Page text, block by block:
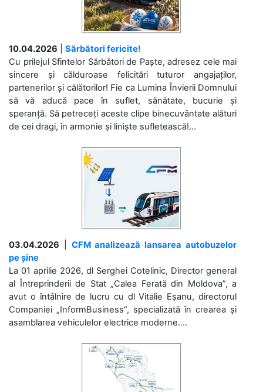
10.04.2026
Sărbători fericite!
Cu prilejul Sfintelor Sărbători de Paște, adresez cele mai
sincere și călduroase felicitări tuturor angajaților,
partenerilor și călătorilor! Fie ca Lumina Învierii Domnului
să vă aducă pace în suflet, sănătate, bucurie și
speranță. Să petreceți aceste clipe binecuvântate alături
de cei dragi, în armonie și liniște sufletească!...
03.04.2026
CFM analizează lansarea autobuzelor
pe șine
La 01 aprilie 2026, dl Serghei Cotelinic, Director general
al Întreprinderii de Stat „Calea Ferată din Moldova”, a
avut o întâlnire de lucru cu dl Vitalie Eșanu, directorul
Companiei „InformBusiness”, specializată în crearea și
asamblarea vehiculelor electrice moderne....